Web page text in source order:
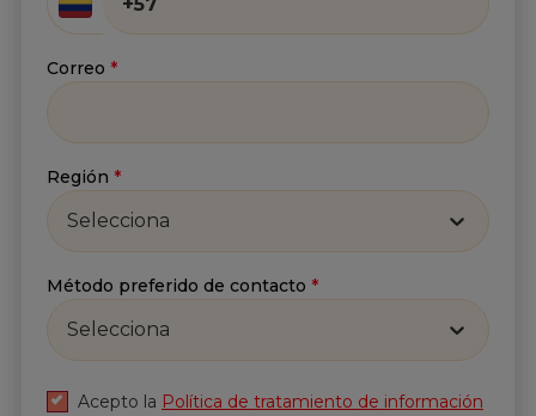
Política de tratamiento de
Enviar
Correo *
Región *
Selecciona
Método preferido de contacto *
Selecciona
Acepto la Política de tratamiento de información